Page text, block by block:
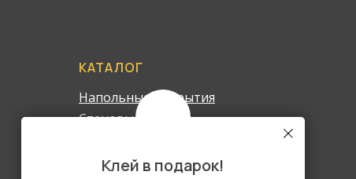
КАТАЛОГ
Напольные покрытия
Стеновые панели
Сопутствующие товары
Клей в подарок!